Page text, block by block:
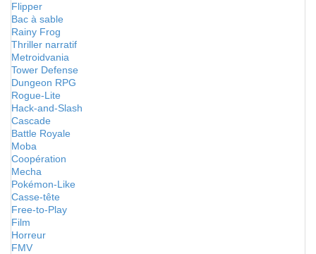
Flipper
Bac à sable
Rainy Frog
Thriller narratif
Metroidvania
Tower Defense
Dungeon RPG
Rogue-Lite
Hack-and-Slash
Cascade
Battle Royale
Moba
Coopération
Mecha
Pokémon-Like
Casse-tête
Free-to-Play
Film
Horreur
FMV